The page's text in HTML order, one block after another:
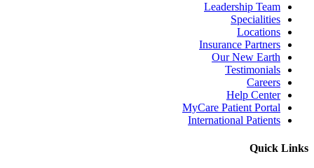
Leadership Team
Specialities
Locations
Insurance Partners
Our New Earth
Testimonials
Careers
Help Center
MyCare Patient Portal
International Patients
Quick Links